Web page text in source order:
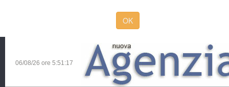
OK
06/08/26 ore 5:51:18